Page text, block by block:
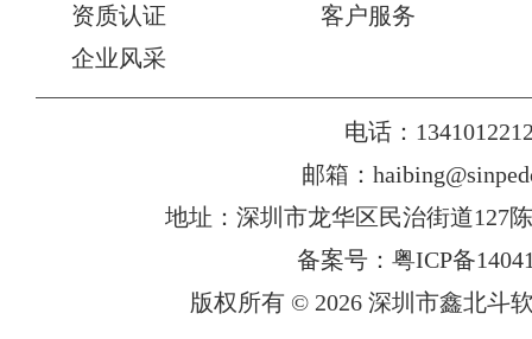
资质认证
企业风采
客户服务
电话：
邮箱：
地址：深圳市龙华区民治街道127
备案号：粤ICP备
版权所有 © 2026 深圳市鑫北斗